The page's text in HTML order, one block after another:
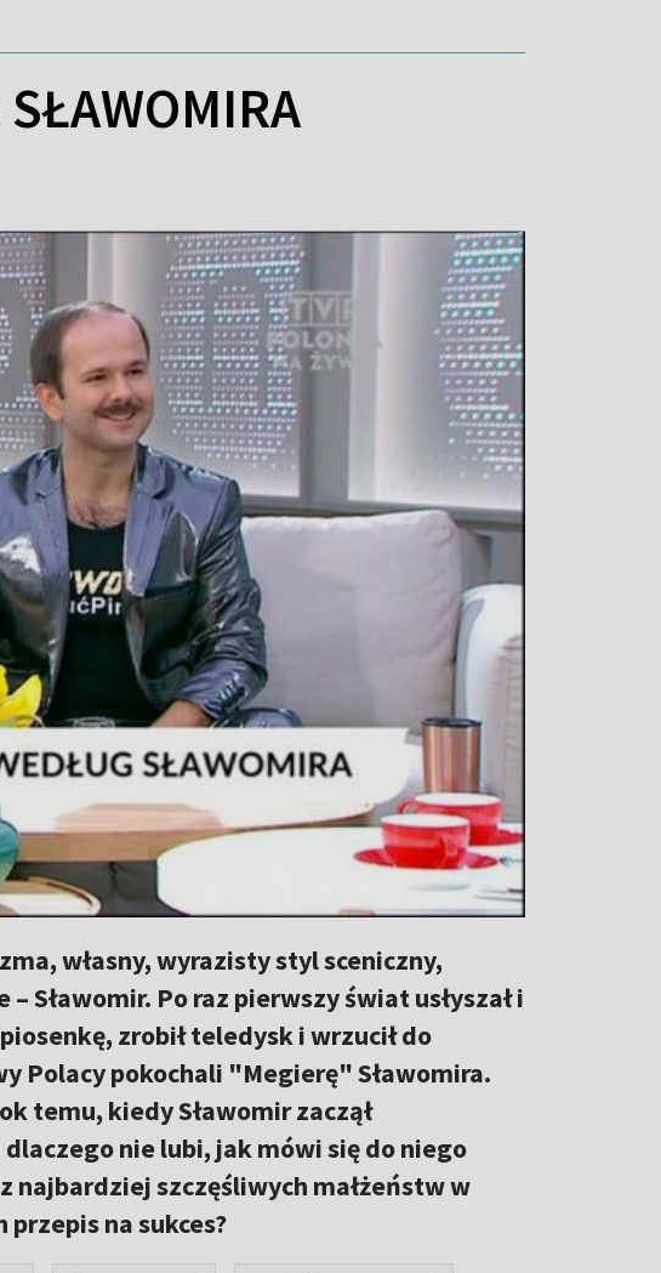
własny, wyrazisty styl sceniczny,
Sławomir. Po raz pierwszy świat usłyszał i
zrobił teledysk i wrzucił do
Polacy pokochali "Megierę" Sławomira.
temu, kiedy Sławomir zaczął
nie lubi, jak mówi się do niego
najbardziej szczęśliwych małżeństw w
na sukces?